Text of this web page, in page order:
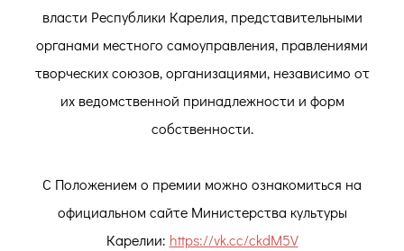
власти Республики Карелия, представительными
органами местного самоуправления, правлениями
творческих союзов, организациями, независимо от
их ведомственной принадлежности и форм
собственности.
С Положением о премии можно ознакомиться на
официальном сайте Министерства культуры
Карелии: https://vk.cc/ckdM5V